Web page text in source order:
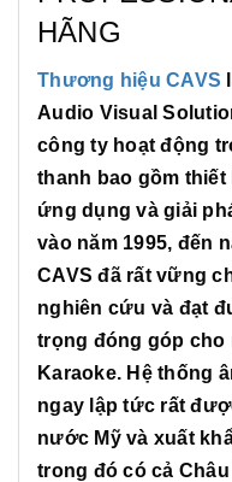
HÃNG
Thương hiệu CAVS
Audio Visual
công ty hoạt động
thanh bao gồm
ứng dụng và giải
vào năm 1995, đến
CAVS đã rất vững
nghiên cứu và đạt
trọng đóng góp cho
Karaoke. Hệ thống
ngay lập tức rất
nước Mỹ và xuất
trong đó có cả Châu